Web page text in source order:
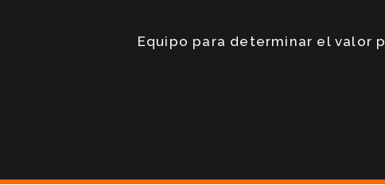
Equipo para determinar el valor